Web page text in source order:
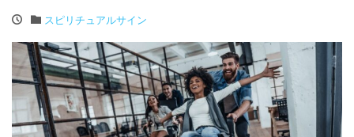
スピリチュアルサイン